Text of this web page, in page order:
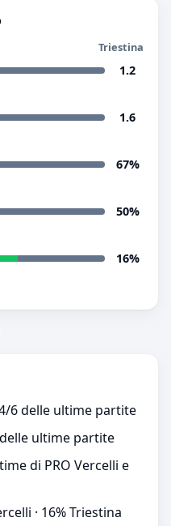
Triestina
1.2
1.6
67%
50%
16%
6 delle ultime partite
ultime partite
di PRO Vercelli e
· 16% Triestina